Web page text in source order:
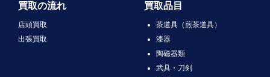
買取の流れ
店頭買取
出張買取
買取品目
茶道具（煎茶道具）
漆器
陶磁器類
武具・刀剣